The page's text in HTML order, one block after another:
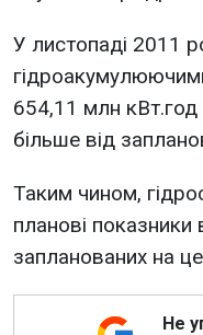
У листопаді 2011
654,11 млн кВт.год
більше від
Таким чином,
планові
запланованих на
Не